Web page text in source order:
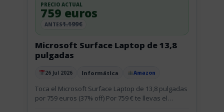
Publicado el
26 Jul 2026 Informática Amazon
Microsoft Surface Laptop de 13,8
pulgadas
PRECIO ACTUAL
759 euros
ANTES1.199€
Toca el Microsoft Surface Laptop de 13,8 pulgadas
por 759 euros (37% off) Por 759 € te llevas el